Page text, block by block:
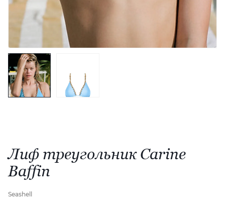
Лиф треугольник Carine
Baffin
Seashell